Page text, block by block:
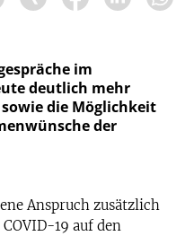
im
deutlich mehr
die Möglichkeit
der
Anspruch zusätzlich
19 auf den